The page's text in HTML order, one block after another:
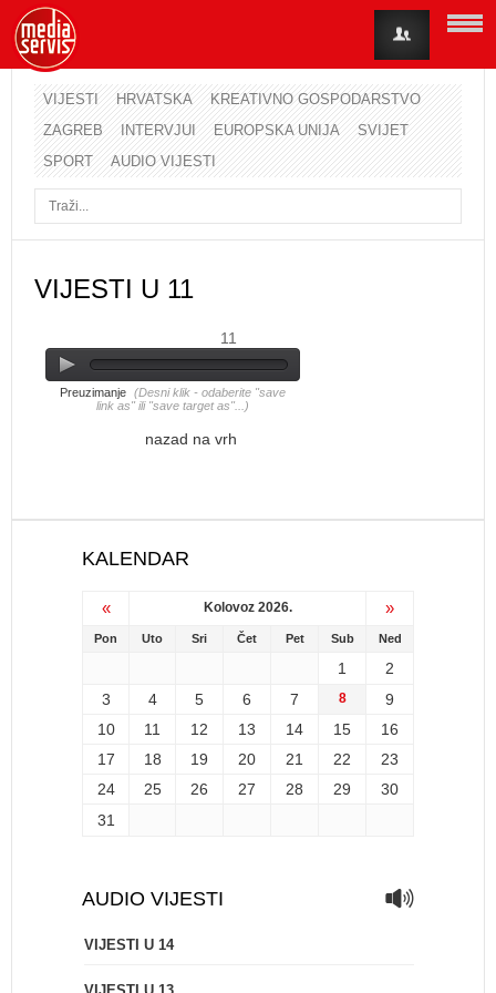
VIJESTI HRVATSKA
KREATIVNO GOSPODARSTVO
ZAGREB
INTERVJUI EUROPSKA UNIJA
SVIJET
SPORT
AUDIO VIJESTI
VIJESTI U 11
11
Preuzimanje (Desni klik - odaberite "save
link as" ili "save target as"...)
nazad na vrh
KALENDAR
« Kolovoz 2026. »
Pon Uto Sri Čet Pet Sub Ned
1
2
3
4 5 6 7 8
9
10
11 12 13 14 15
16
17
18 19 20 21 22
23
24
25 26 27 28 29
30
31
AUDIO VIJESTI
VIJESTI U 14
Korisničko ime
Lozinka
Zaboravili ste lozinku?